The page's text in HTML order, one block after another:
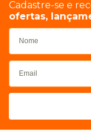
Cadastre-se e
ofertas,